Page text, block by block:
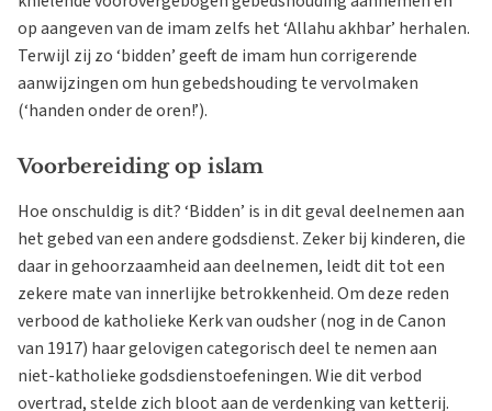
op aangeven van de imam zelfs het ‘Allahu akhbar’ herhalen.
Terwijl zij zo ‘bidden’ geeft de imam hun corrigerende
aanwijzingen om hun gebedshouding te vervolmaken
(‘handen onder de oren!’).
Voorbereiding op islam
Hoe onschuldig is dit? ‘Bidden’ is in dit geval deelnemen aan
het gebed van een andere godsdienst. Zeker bij kinderen, die
daar in gehoorzaamheid aan deelnemen, leidt dit tot een
zekere mate van innerlijke betrokkenheid. Om deze reden
verbood de katholieke Kerk van oudsher (nog in de Canon
van 1917) haar gelovigen categorisch deel te nemen aan
niet-katholieke godsdienstoefeningen. Wie dit verbod
overtrad, stelde zich bloot aan de verdenking van ketterij.